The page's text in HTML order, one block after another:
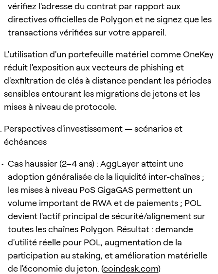
vérifiez l'adresse du contrat par rapport aux
directives officielles de Polygon et ne signez que les
transactions vérifiées sur votre appareil.
L'utilisation d'un portefeuille matériel comme OneKey
réduit l'exposition aux vecteurs de phishing et
d'exfiltration de clés à distance pendant les périodes
sensibles entourant les migrations de jetons et les
mises à niveau de protocole.
Perspectives d'investissement — scénarios et
échéances
Cas haussier (2–4 ans) : AggLayer atteint une
adoption généralisée de la liquidité inter-chaînes ;
les mises à niveau PoS GigaGAS permettent un
volume important de RWA et de paiements ; POL
devient l'actif principal de sécurité/alignement sur
toutes les chaînes Polygon. Résultat : demande
d'utilité réelle pour POL, augmentation de la
participation au staking, et amélioration matérielle
de l'économie du jeton. (coindesk.com)